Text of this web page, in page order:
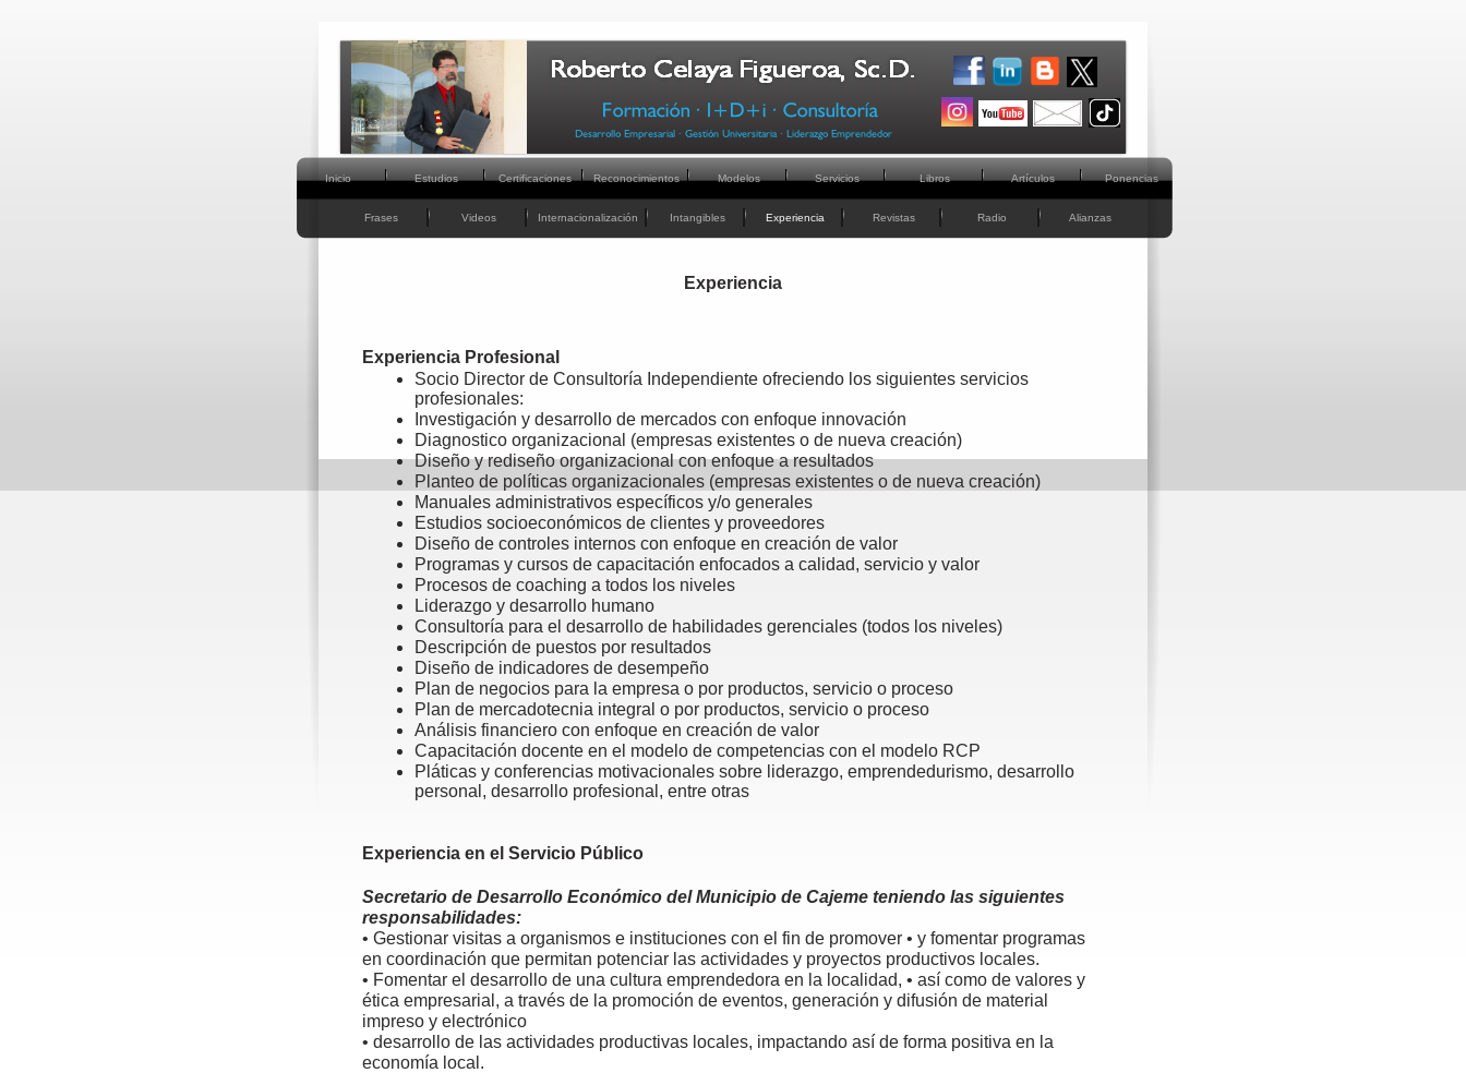
Inicio Estudios Certificaciones Reconocimientos Modelos Servicios Libros Artículos Ponencias
Frases Videos Internacionalización Intangibles Experiencia Revistas Radio Alianzas
Experiencia
Experiencia Profesional
Socio Director de Consultoría Independiente ofreciendo los siguientes servicios
profesionales:
Investigación y desarrollo de mercados con enfoque innovación
Diagnostico organizacional (empresas existentes o de nueva creación)
Diseño y rediseño organizacional con enfoque a resultados
Planteo de políticas organizacionales (empresas existentes o de nueva creación)
Manuales administrativos específicos y/o generales
Estudios socioeconómicos de clientes y proveedores
Diseño de controles internos con enfoque en creación de valor
Programas y cursos de capacitación enfocados a calidad, servicio y valor
Procesos de coaching a todos los niveles
Liderazgo y desarrollo humano
Consultoría para el desarrollo de habilidades gerenciales (todos los niveles)
Descripción de puestos por resultados
Diseño de indicadores de desempeño
Plan de negocios para la empresa o por productos, servicio o proceso
Plan de mercadotecnia integral o por productos, servicio o proceso
Análisis financiero con enfoque en creación de valor
Capacitación docente en el modelo de competencias con el modelo RCP
Pláticas y conferencias motivacionales sobre liderazgo, emprendedurismo, desarrollo
personal, desarrollo profesional, entre otras
Experiencia en el Servicio Público
Secretario de Desarrollo Económico del Municipio de Cajeme teniendo las siguientes
responsabilidades:
• Gestionar visitas a organismos e instituciones con el fin de promover • y fomentar programas
en coordinación que permitan potenciar las actividades y proyectos productivos locales.
• Fomentar el desarrollo de una cultura emprendedora en la localidad, • así como de valores y
ética empresarial, a través de la promoción de eventos, generación y difusión de material
impreso y electrónico
• desarrollo de las actividades productivas locales, impactando así de forma positiva en la
economía local.